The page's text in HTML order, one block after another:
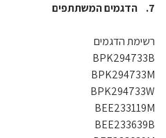
7. הדגמים המשתתפים
רשימת הדגמים
BPK294733B
BPK294733M
BPK294733W
BEE233119M
BEE233639B